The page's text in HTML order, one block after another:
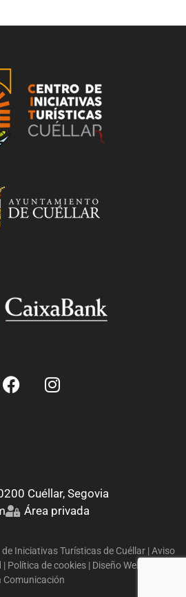
de todo
Cuéllar, Segovia
Área privada
Iniciativas Turísticas de Cuéllar | Aviso
Política de cookies | Diseño Web:
Comunicación